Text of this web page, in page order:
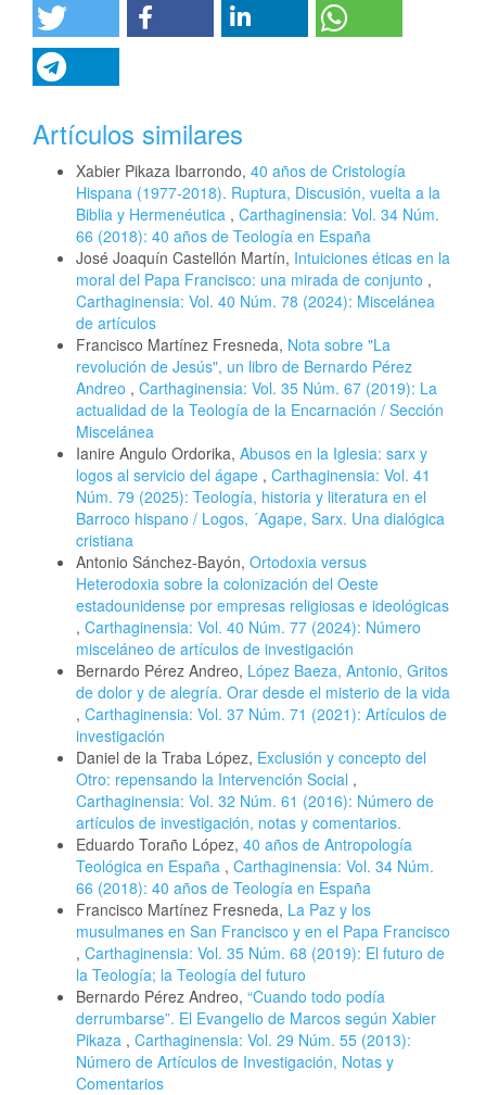
Artículos similares
Xabier Pikaza Ibarrondo, 40 años de Cristología
Hispana (1977-2018). Ruptura, Discusión, vuelta a la
Biblia y Hermenéutica , Carthaginensia: Vol. 34 Núm.
66 (2018): 40 años de Teología en España
José Joaquín Castellón Martín, Intuiciones éticas en la
moral del Papa Francisco: una mirada de conjunto ,
Carthaginensia: Vol. 40 Núm. 78 (2024): Miscelánea
de artículos
Francisco Martínez Fresneda, Nota sobre "La
revolución de Jesús", un libro de Bernardo Pérez
Andreo , Carthaginensia: Vol. 35 Núm. 67 (2019): La
actualidad de la Teología de la Encarnación / Sección
Miscelánea
Ianire Angulo Ordorika, Abusos en la Iglesia: sarx y
logos al servicio del ágape , Carthaginensia: Vol. 41
Núm. 79 (2025): Teología, historia y literatura en el
Barroco hispano / Logos, ´Agape, Sarx. Una dialógica
cristiana
Antonio Sánchez-Bayón, Ortodoxia versus
Heterodoxia sobre la colonización del Oeste
estadounidense por empresas religiosas e ideológicas
, Carthaginensia: Vol. 40 Núm. 77 (2024): Número
misceláneo de artículos de investigación
Bernardo Pérez Andreo, López Baeza, Antonio, Gritos
de dolor y de alegría. Orar desde el misterio de la vida
, Carthaginensia: Vol. 37 Núm. 71 (2021): Artículos de
investigación
Daniel de la Traba López, Exclusión y concepto del
Otro: repensando la Intervención Social ,
Carthaginensia: Vol. 32 Núm. 61 (2016): Número de
artículos de investigación, notas y comentarios.
Eduardo Toraño López, 40 años de Antropología
Teológica en España , Carthaginensia: Vol. 34 Núm.
66 (2018): 40 años de Teología en España
Francisco Martínez Fresneda, La Paz y los
musulmanes en San Francisco y en el Papa Francisco
, Carthaginensia: Vol. 35 Núm. 68 (2019): El futuro de
la Teología; la Teología del futuro
Bernardo Pérez Andreo, “Cuando todo podía
derrumbarse”. El Evangelio de Marcos según Xabier
Pikaza , Carthaginensia: Vol. 29 Núm. 55 (2013):
Número de Artículos de Investigación, Notas y
Comentarios